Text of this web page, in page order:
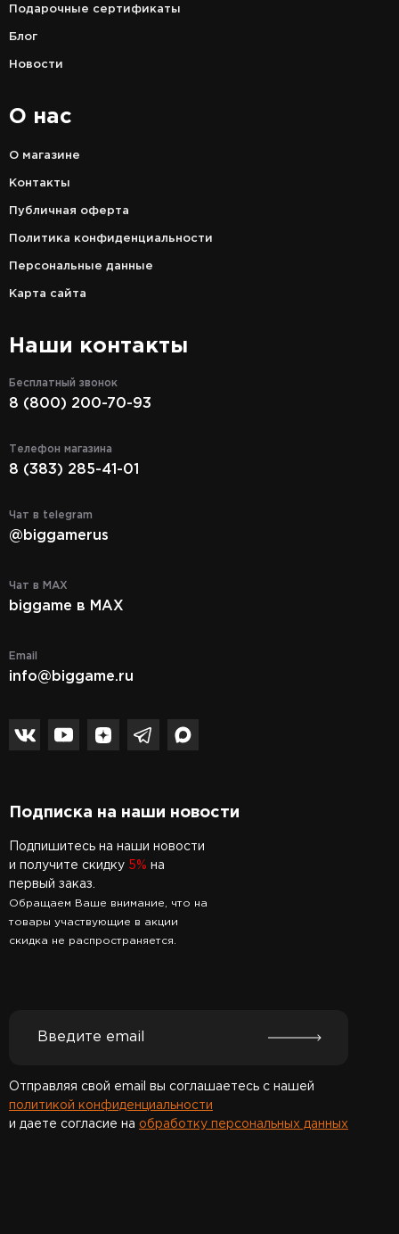
Подарочные сертификаты
Блог
Новости
О нас
О магазине
Контакты
Публичная оферта
Политика конфиденциальности
Персональные данные
Карта сайта
Наши контакты
Бесплатный звонок
8 (800) 200-70-93
Телефон магазина
8 (383) 285-41-01
Чат в telegram
@biggamerus
Чат в MAX
biggame в MAX
Email
info@biggame.ru
Подписка на наши новости
Подпишитесь на наши новости
и получите скидку 5% на
первый заказ.
Обращаем Ваше внимание, что на
товары участвующие в акции
скидка не распространяется.
Отправляя свой email вы соглашаетесь с нашей
политикой конфиденциальности
и даете согласие на обработку персональных данных